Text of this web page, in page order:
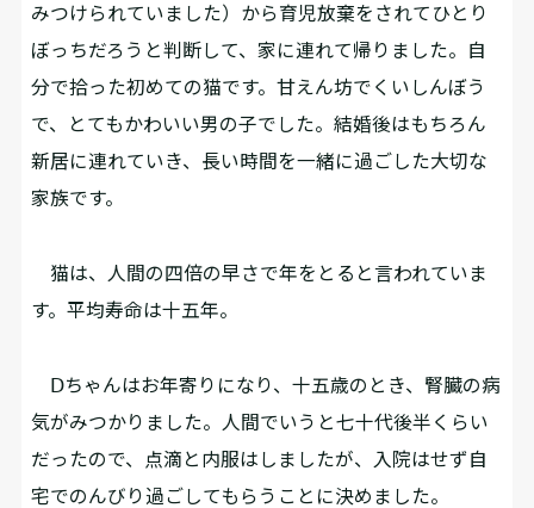
みつけられていました）から育児放棄をされてひとり
ぼっちだろうと判断して、家に連れて帰りました。自
分で拾った初めての猫です。甘えん坊でくいしんぼう
で、とてもかわいい男の子でした。結婚後はもちろん
新居に連れていき、長い時間を一緒に過ごした大切な
家族です。
猫は、人間の四倍の早さで年をとると言われていま
す。平均寿命は十五年。
Ⅾちゃんはお年寄りになり、十五歳のとき、腎臓の病
気がみつかりました。人間でいうと七十代後半くらい
だったので、点滴と内服はしましたが、入院はせず自
宅でのんびり過ごしてもらうことに決めました。